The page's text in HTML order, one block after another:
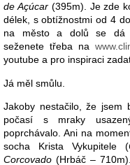
de Açúcar(395m). Je zde
délek, s obtížnostmi od 4
na město a dolů se dá
seženete třeba na
youtube a pro inspiraci
Já měl smůlu.
Jakoby nestačilo, že jsem
počasí s mraky
poprchávalo. Ani na
socha Krista Vykupitele (
Corcovado (Hrbáč –